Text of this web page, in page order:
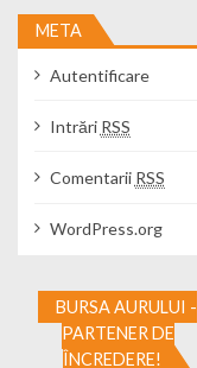
META
Autentificare
Intrări RSS
Comentarii RSS
WordPress.org
BURSA AURULUI -
PARTENER DE
ÎNCREDERE!